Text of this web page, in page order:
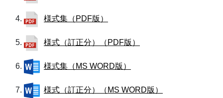
様式集（PDF版）
様式（訂正分）（PDF版）
様式集（MS WORD版）
様式（訂正分）（MS WORD版）